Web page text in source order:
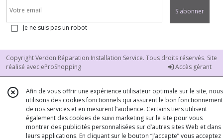
S'abonner
Je ne suis pas un robot
Copyright Verdon Réparation Installation Service. Tous droits réservés. Site
réalisé avec eProShopping Accès gérant
Afin de vous offrir une expérience utilisateur optimale sur le site, nous
utilisons des cookies fonctionnels qui assurent le bon fonctionnement
de nos services et en mesurent l’audience. Certains tiers utilisent
également des cookies de suivi marketing sur le site pour vous
montrer des publicités personnalisées sur d’autres sites Web et dans
leurs applications. En cliquant sur le bouton “J’accepte” vous acceptez